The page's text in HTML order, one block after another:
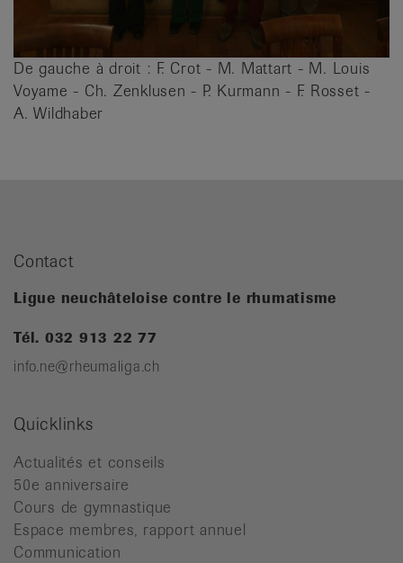
De gauche à droit : F. Crot - M. Mattart - M. Louis
Voyame - Ch. Zenklusen - P. Kurmann - F. Rosset -
A. Wildhaber
Contact
Ligue neuchâteloise contre le rhumatisme
Tél. 032 913 22 77
info.ne@rheumaliga.ch
Quicklinks
Actualités et conseils
50e anniversaire
Cours de gymnastique
Espace membres, rapport annuel
Communication